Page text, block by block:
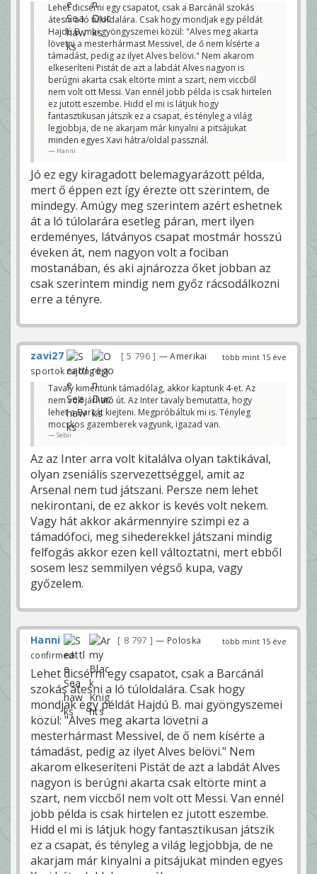
Lehet dicsérni egy csapatot, csak a Barcánál szokás
átesni a ló túloldalára. Csak hogy mondjak egy példát
Hajdú B. mai gyöngyszemei közül: "Alves meg akarta
lövetni a mesterhármast Messivel, de ő nem kísérte a
támadást, pedig az ilyet Alves belövi." Nem akarom
elkeseríteni Pistát de azt a labdát Alves nagyon is
berúgni akarta csak eltörte mint a szart, nem viccből
nem volt ott Messi. Van ennél jobb példa is csak hirtelen
ez jutott eszembe. Hidd el mi is látjuk hogy
fantasztikusan játszik ez a csapat, és tényleg a világ
legjobbja, de ne akarjam már kinyalni a pitsájukat
minden egyes Xavi hátra/oldal passznál.
Hanni
Jó ez egy kiragadott belemagyarázott példa,
mert ő éppen ezt így érezte ott szerintem, de
mindegy. Amúgy meg szerintem azért eshetnek
át a ló túlolarára esetleg páran, mert ilyen
erdeményes, látványos csapat mostmár hosszú
éveken át, nem nagyon volt a fociban
mostanában, és aki ajnározza őket jobban az
csak szerintem mindig nem győz rácsodálkozni
erre a tényre.
több mint 15 éve
zavi27 5 796
— Amerikai
sportok rajongója
Tavaly kimentünk támadólag, akkor kaptunk 4-et. Az
nem volt járható út. Az Inter tavaly bemutatta, hogy
lehet a Barcát kiejteni. Megpróbáltuk mi is. Tényleg
mocskos gazemberek vagyunk, igazad van.
Sebii
Az az Inter arra volt kitalálva olyan taktikával,
olyan zseniális szervezettséggel, amit az
Arsenal nem tud játszani. Persze nem lehet
nekirontani, de ez akkor is kevés volt nekem.
Vagy hát akkor akármennyire szimpi ez a
támadófoci, meg sihederekkel játszani mindig
felfogás akkor ezen kell változtatni, mert ebből
sosem lesz semmilyen végső kupa, vagy
győzelem.
több mint 15 éve
Hanni 8 797
— Poloska
confirmed
Lehet dicsérni egy csapatot, csak a Barcánál
szokás átesni a ló túloldalára. Csak hogy
mondjak egy példát Hajdú B. mai gyöngyszemei
közül: "Alves meg akarta lövetni a
mesterhármast Messivel, de ő nem kísérte a
támadást, pedig az ilyet Alves belövi." Nem
akarom elkeseríteni Pistát de azt a labdát Alves
nagyon is berúgni akarta csak eltörte mint a
szart, nem viccből nem volt ott Messi. Van ennél
jobb példa is csak hirtelen ez jutott eszembe.
Hidd el mi is látjuk hogy fantasztikusan játszik
ez a csapat, és tényleg a világ legjobbja, de ne
akarjam már kinyalni a pitsájukat minden egyes